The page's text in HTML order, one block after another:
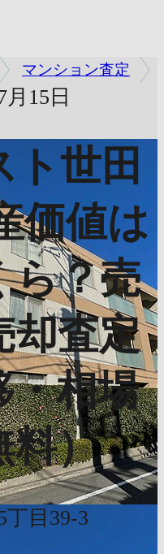
マンション査定
15日
世田
価値は
ら？売
却査定
・相場
料）
目39-3